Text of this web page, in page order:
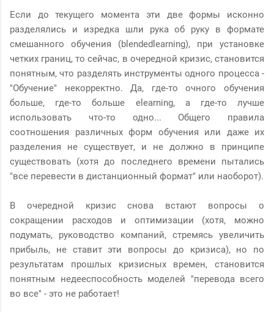
Если до текущего момента эти две формы исконно
разделялись и изредка шли рука об руку в формате
смешанного обучения (blendedlearning), при установке
четких границ, то сейчас, в очередной кризис, становится
понятным, что разделять инструменты одного процесса -
"Обучение" некорректно. Да, где-то очного обучения
больше, где-то больше elearning, а где-то лучше
использовать что-то одно... Общего правила
соотношения различных форм обучения или даже их
разделения не существует, и не должно в принципе
существовать (хотя до последнего времени пытались
"все перевести в дистанционный формат" или наоборот).
В очередной кризис снова встают вопросы о
сокращении расходов и оптимизации (хотя, можно
подумать, руководство компаний, стремясь увеличить
прибыль, не ставит эти вопросы до кризиса), но по
результатам прошлых кризисных времен, становится
понятным недееспособность моделей "перевода всего
во все" - это не работает!